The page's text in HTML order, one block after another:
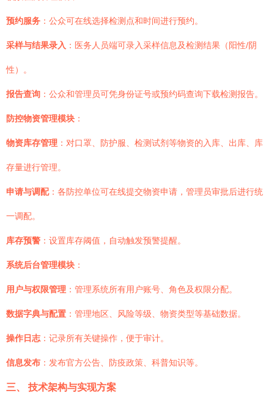
预约服务 ：公众可在线选择检测点和时间进行预约。
采样与结果录入 ：医务人员端可录入采样信息及检测结果（阳性/阴
性）。
报告查询 ：公众和管理员可凭身份证号或预约码查询下载检测报告。
防控物资管理模块 ：
物资库存管理 ：对口罩、防护服、检测试剂等物资的入库、出库、库
存量进行管理。
申请与调配：各防控单位可在线提交物资申请，管理员审批后进行统
一调配。
库存预警 ：设置库存阈值，自动触发预警提醒。
系统后台管理模块 ：
用户与权限管理 ：管理系统所有用户账号、角色及权限分配。
数据字典与配置 ：管理地区、风险等级、物资类型等基础数据。
操作日志 ：记录所有关键操作，便于审计。
信息发布 ：发布官方公告、防疫政策、科普知识等。
三、 技术架构与实现方案